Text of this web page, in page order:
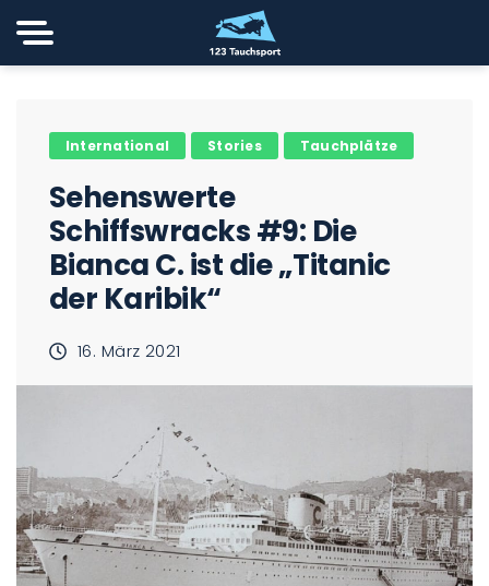
International Stories Tauchplätze
Sehenswerte
Schiffswracks #9: Die
Bianca C. ist die „Titanic
der Karibik“
16. März 2021